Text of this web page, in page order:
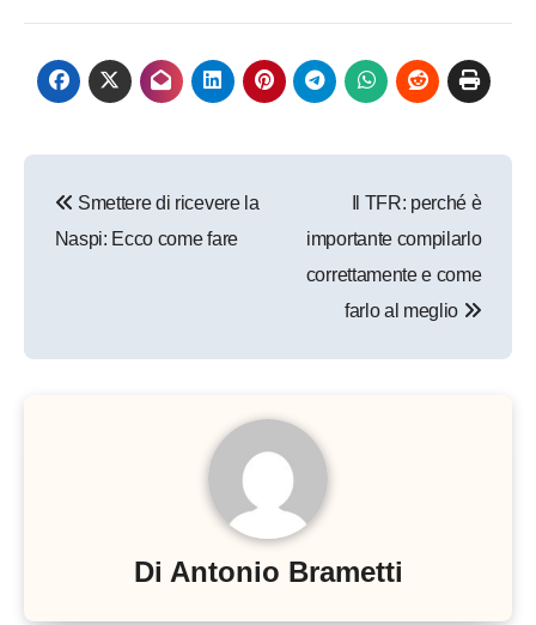
articoli
Smettere di ricevere la
Naspi: Ecco come fare
Il TFR: perché è
importante compilarlo
correttamente e come
farlo al meglio
Di Antonio Brametti